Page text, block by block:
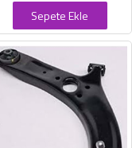
Sepete Ekle